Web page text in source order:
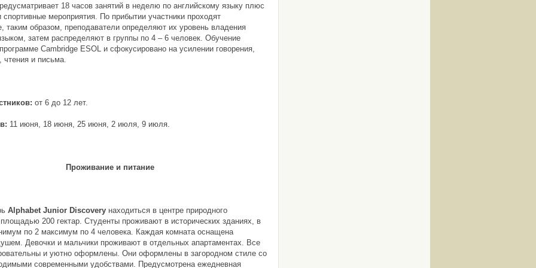
18 часов занятий в неделю по английскому языку плюс
спортивные мероприятия. По прибытии участники проходят
таким образом, преподаватели определяют их уровень владения
затем распределяют в группы по 4 – 6 человек. Обучение
Cambridge ESOL и сфокусировано на усилении говорения,
чтения и письма.
от 6 до 12 лет.
11 июня, 18 июня, 25 июня, 2 июля, 9 июля.
Проживание и питание
Alphabet Junior Discovery находиться в центре природного
200 гектар. Студенты проживают в исторических зданиях, в
по 2 максимум по 4 человека. Каждая комната оснащена
Девочки и мальчики проживают в отдельных апартаментах. Все
и уютно оформлены. Они оформлены в загородном стиле со
современными удобствами. Предусмотрена ежедневная